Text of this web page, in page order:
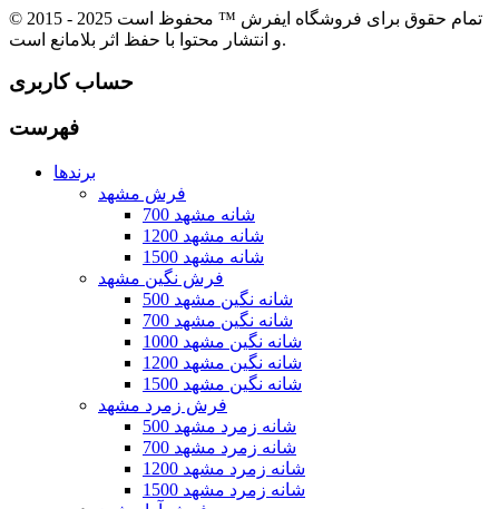
© 2015 - 2025 تمام حقوق برای فروشگاه ایفرش ™ محفوظ است
و انتشار محتوا با حفظ اثر بلامانع است.
حساب کاربری
فهرست
برندها
فرش مشهد
700 شانه مشهد
1200 شانه مشهد
1500 شانه مشهد
فرش نگین مشهد
500 شانه نگین مشهد
700 شانه نگین مشهد
1000 شانه نگین مشهد
1200 شانه نگین مشهد
1500 شانه نگین مشهد
فرش زمرد مشهد
500 شانه زمرد مشهد
700 شانه زمرد مشهد
1200 شانه زمرد مشهد
1500 شانه زمرد مشهد